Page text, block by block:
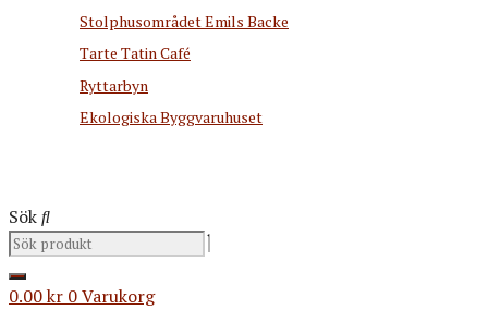
Stolphusområdet Emils Backe
Tarte Tatin Café
Ryttarbyn
Ekologiska Byggvaruhuset
Sök
0.00kr 0Varukorg